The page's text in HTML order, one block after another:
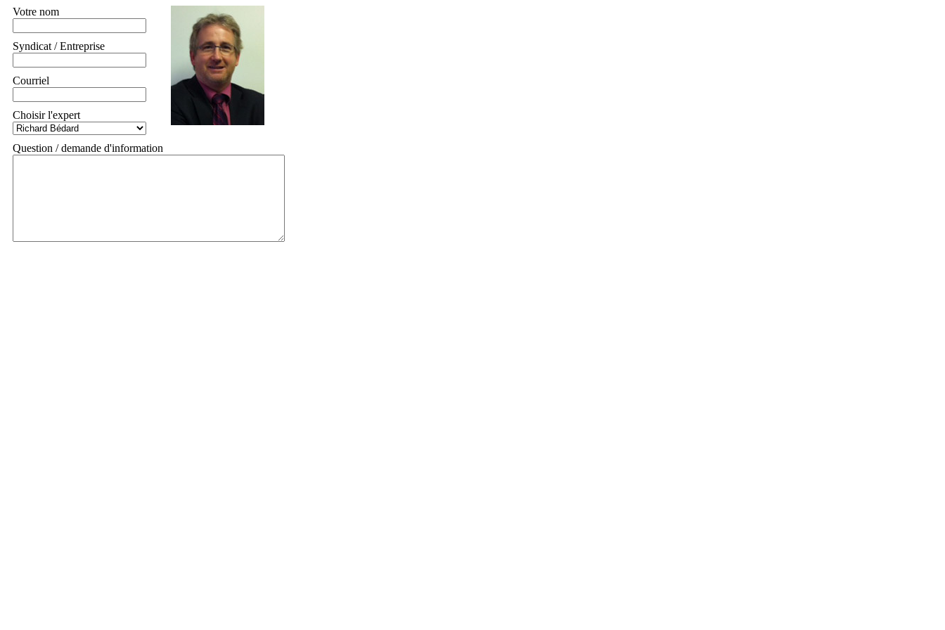
Votre nom
Syndicat / Entreprise
Courriel
Choisir l'expert
Question / demande d'information